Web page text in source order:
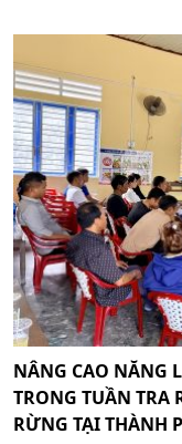
NÂNG CAO NĂNG
TRONG TUẦN TRA
RỪNG TẠI THÀNH